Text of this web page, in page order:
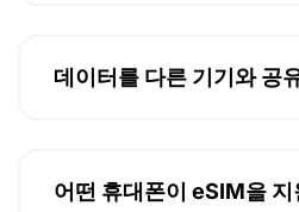
데이터를 다른 기기와 공
어떤 휴대폰이 eSIM을